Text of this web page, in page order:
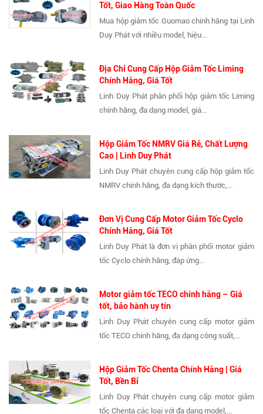
Tốt, Giao Hàng Toàn Quốc
Mua hộp giảm tốc Guomao chính hãng tại Linh
Duy Phát với nhiều model, hiệu...
Địa Chỉ Cung Cấp Hộp Giảm Tốc Liming
Chính Hãng, Giá Tốt
Linh Duy Phát phân phối hộp giảm tốc Liming
chính hãng, đa dạng model, giá...
Hộp Giảm Tốc NMRV Giá Rẻ, Chất Lượng
Cao | Linh Duy Phát
Linh Duy Phát chuyên cung cấp hộp giảm tốc
NMRV chính hãng, đa dạng kích thước,...
Đơn Vị Cung Cấp Motor Giảm Tốc Cyclo
Chính Hãng, Giá Tốt
Linh Duy Phát là đơn vị phân phối motor giảm
tốc Cyclo chính hãng, đáp ứng...
Motor giảm tốc TECO chính hãng – Giá
tốt, bảo hành uy tín
Linh Duy Phát chuyên cung cấp motor giảm
tốc TECO chính hãng, đa dạng công suất,...
Hộp Giảm Tốc Chenta Chính Hãng | Giá
Tốt, Bền Bỉ
Linh Duy Phát chuyên cung cấp motor giảm
tốc Chenta các loại với đa dạng model,...